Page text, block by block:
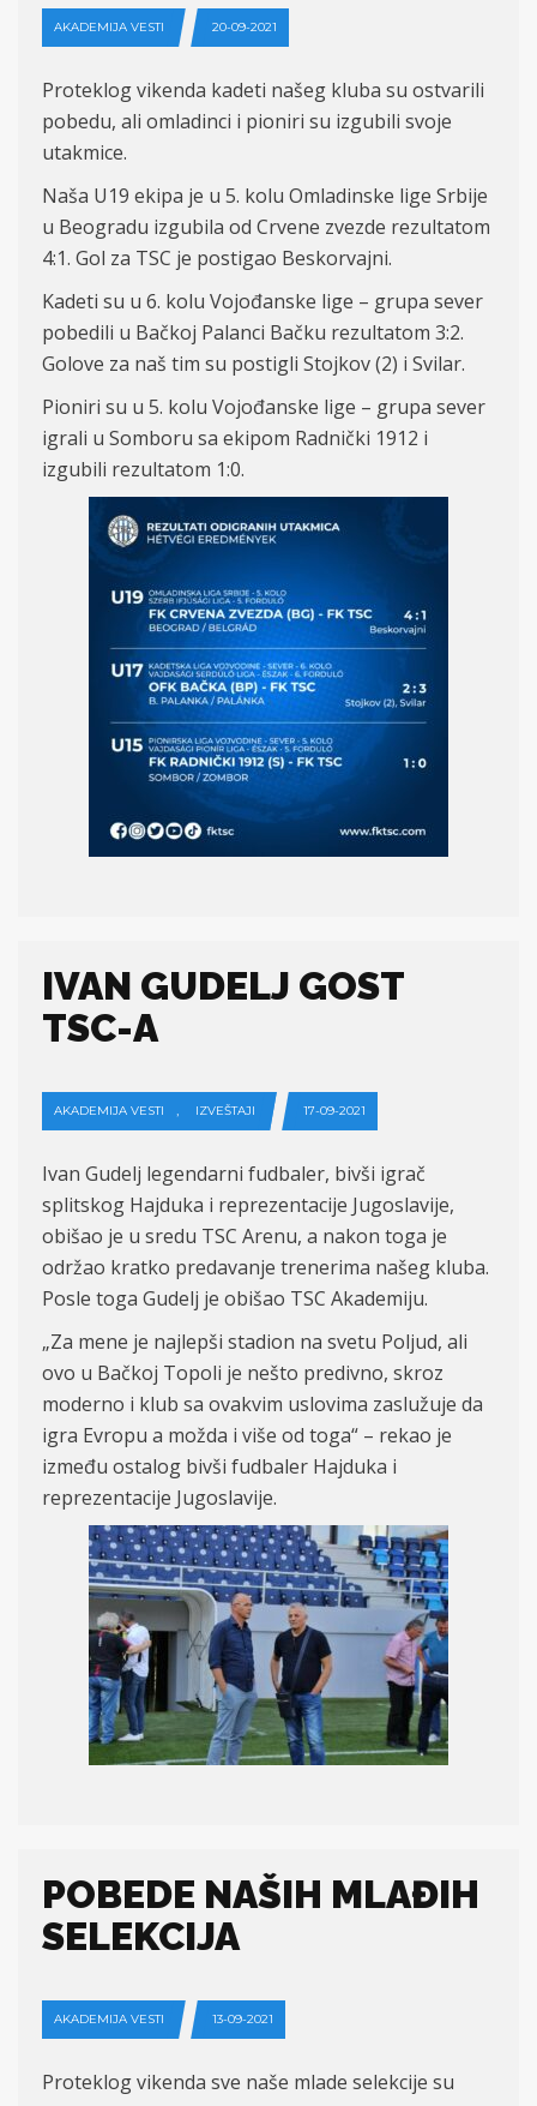
AKADEMIJA VESTI 20-09-2021
Proteklogvikenda kadeti našeg kluba su ostvarili
pobedu, ali omladinci i pioniri su izgubili svoje
utakmice.
Naša U19 ekipa je u 5. kolu Omladinske lige Srbije
u Beogradu izgubila od Crvene zvezde rezultatom
4:1. Gol za TSC je postigao Beskorvajni.
Kadeti su u 6. kolu Vojođanske lige – grupa sever
pobedili u Bačkoj Palanci Bačku rezultatom 3:2.
Golove za naš tim su postigli Stojkov (2) i Svilar.
Pioniri su u 5. kolu Vojođanske lige – grupa sever
igrali u Somboru sa ekipom Radnički 1912 i
izgubili rezultatom 1:0.
IVAN GUDELJ GOST
TSC-A
AKADEMIJA VESTI , IZVEŠTAJI 17-09-2021
Ivan Gudelj legendarni fudbaler, bivši igrač
splitskog Hajduka i reprezentacije Jugoslavije,
obišao je u sredu TSC Arenu, a nakon toga je
održao kratko predavanje trenerima našeg kluba.
Posle toga Gudelj je obišao TSC Akademiju.
„Za mene je najlepši stadion na svetu Poljud, ali
ovo u Bačkoj Topoli je nešto predivno, skroz
moderno i klub sa ovakvim uslovima zaslužuje da
igra Evropu a možda i više od toga“ – rekao je
između ostalog bivši fudbaler Hajduka i
reprezentacije Jugoslavije.
POBEDE NAŠIH MLAĐIH
SELEKCIJA
AKADEMIJA VESTI 13-09-2021
Proteklog vikenda sve naše mlade selekcije su